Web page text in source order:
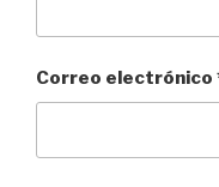
Correo electrónico